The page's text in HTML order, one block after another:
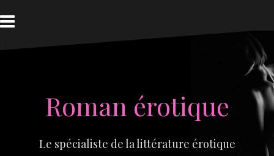
au
contenu
Roman érotique
Le spécialiste de la littérature érotique